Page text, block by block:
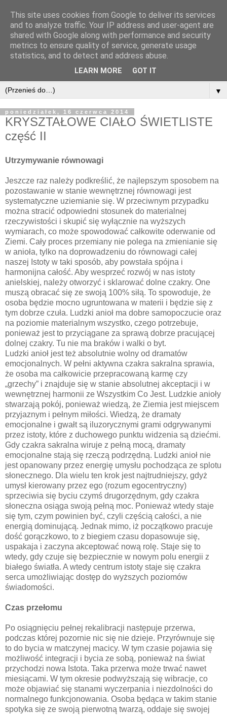
▼
poniedziałek, 16 czerwca 2014
KRYSZTAŁOWE CIAŁO ŚWIETLISTE
część II
Utrzymywanie równowagi
Jeszcze raz należy podkreślić, że najlepszym sposobem na
pozostawanie w stanie wewnętrznej równowagi jest
systematyczne uziemianie się. W przeciwnym przypadku
można stracić odpowiedni stosunek do materialnej
rzeczywistości i skupić się wyłącznie na wyższych
wymiarach, co może spowodować całkowite oderwanie od
Ziemi. Cały proces przemiany nie polega na zmienianie się
w anioła, tylko na doprowadzeniu do równowagi całej
naszej Istoty w taki sposób, aby powstała spójna i
harmonijna całość. Aby wesprzeć rozwój w nas istoty
anielskiej, należy otworzyć i sklarować dolne czakry. One
muszą obracać się ze swoją 100% siłą. To spowoduje, że
osoba będzie mocno ugruntowana w materii i będzie się z
tym dobrze czuła. Ludzki anioł ma dobre samopoczucie oraz
na poziomie materialnym wszystko, czego potrzebuje,
ponieważ jest to przyciągane za sprawą dobrze pracującej
dolnej czakry. Tu nie ma braków i walki o byt.
Ludzki anioł jest też absolutnie wolny od dramatów
emocjonalnych. W pełni aktywna czakra sakralna sprawia,
że osoba ma całkowicie przepracowaną karmę czy
„grzechy” i znajduje się w stanie absolutnej akceptacji i w
wewnętrznej harmonii ze Wszystkim Co Jest. Ludzkie anioły
stwarzają pokój, ponieważ wiedzą, że Ziemia jest miejscem
przyjaznym i pełnym miłości. Wiedzą, że dramaty
emocjonalne i gwałt są iluzorycznymi grami odgrywanymi
przez istoty, które z duchowego punktu widzenia są dziećmi.
Gdy czakra sakralna wiruje z pełną mocą, dramaty
emocjonalne stają się rzeczą podrzędną. Ludzki anioł nie
jest opanowany przez energię umysłu pochodząca ze splotu
słonecznego. Dla wielu ten krok jest najtrudniejszy, gdyż
umysł kierowany przez ego (rozum egocentryczny)
sprzeciwia się byciu czymś drugorzędnym, gdy czakra
słoneczna osiąga swoją pełną moc. Ponieważ wtedy staje
się tym, czym powinien być, czyli częścią całości, a nie
energią dominującą. Jednak mimo, iż początkowo pracuje
dość gorączkowo, to z biegiem czasu dopasowuje się,
uspakaja i zaczyna akceptować nową rolę. Staje się to
wtedy, gdy czuje się bezpiecznie w nowym polu energii z
białego światła. A wtedy centrum istoty staje się czakra
serca umożliwiając dostęp do wyższych poziomów
świadomości.
Czas przełomu
Po osiągnięciu pełnej rekalibracji następuje przerwa,
podczas której pozornie nic się nie dzieje. Przyrównuje się
to do bycia w matczynej macicy. W tym czasie pojawia się
możliwość integracji i bycia ze sobą, ponieważ na świat
przychodzi nowa Istota. Taka przerwa może trwać nawet
miesiącami. W tym okresie podwyższają się wibracje, co
może objawiać się stanami wyczerpania i niezdolności do
normalnego funkcjonowania. Osoba będąca w takim stanie
spotyka się ze swoją pierwotną twarzą, oddaje się swojej
This site uses cookies from Google to deliver its services
and to analyze traffic. Your IP address and user-agent are
shared with Google along with performance and security
metrics to ensure quality of service, generate usage
statistics, and to detect and address abuse.
LEARN MORE GOT IT